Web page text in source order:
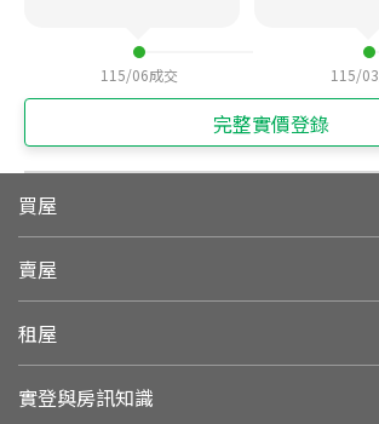
115/06成交 115/03
完整實價登錄
買屋
賣屋
租屋
實登與房訊知識